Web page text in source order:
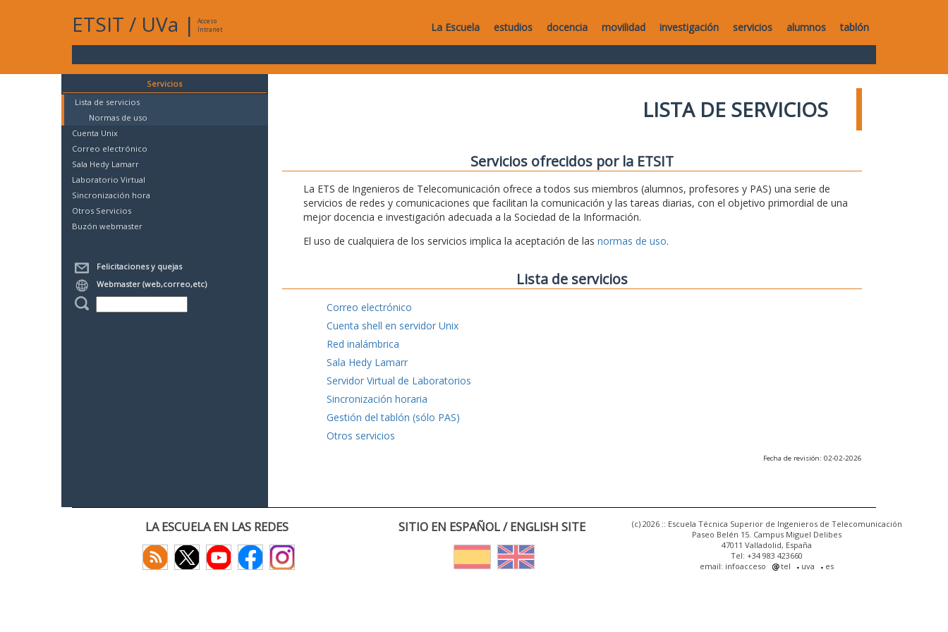
ETSIT / UVa |
Acceso
Intranet
La Escuela estudios docencia movilidad investigación servicios alumnos tablón
Servicios
Lista de servicios
Normas de uso
Cuenta Unix
Correo electrónico
Sala Hedy Lamarr
Laboratorio Virtual
Sincronización hora
Otros Servicios
Buzón webmaster
Felicitaciones y quejas
Webmaster (web,correo,etc)
LISTA DE SERVICIOS
Servicios ofrecidos por la ETSIT
La ETS de Ingenieros de Telecomunicación ofrece a todos sus miembros (alumnos, profesores y PAS) una serie de
servicios de redes y comunicaciones que facilitan la comunicación y las tareas diarias, con el objetivo primordial de una
mejor docencia e investigación adecuada a la Sociedad de la Información.
El uso de cualquiera de los servicios implica la aceptación de las normas de uso.
Lista de servicios
Correo electrónico
Cuenta shell en servidor Unix
Red inalámbrica
Sala Hedy Lamarr
Servidor Virtual de Laboratorios
Sincronización horaria
Gestión del tablón (sólo PAS)
Otros servicios
Fecha de revisión: 02-02-2026
LA ESCUELA EN LAS REDES SITIO EN ESPAÑOL / ENGLISH SITE
(c) 2026 :: Escuela Técnica Superior de Ingenieros de Telecomunicación
Paseo Belén 15. Campus Miguel Delibes
47011 Valladolid, España
Tel: +34 983 423660
email: infoacceso
tel uva es